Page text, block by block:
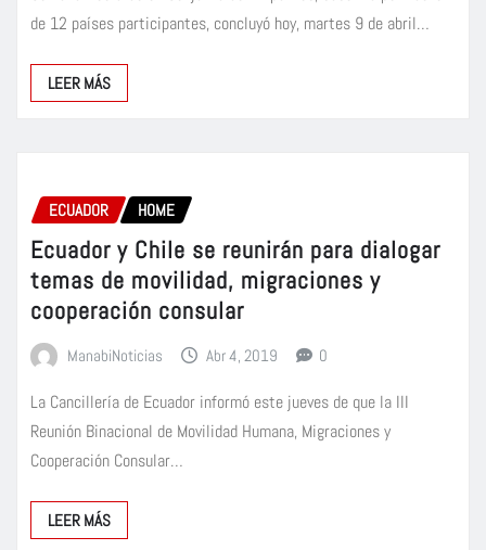
de 12 países participantes, concluyó hoy, martes 9 de abril…
LEER MÁS
ECUADOR HOME
Ecuador y Chile se reunirán para dialogar
temas de movilidad, migraciones y
cooperación consular
ManabiNoticias Abr 4, 2019 0
La Cancillería de Ecuador informó este jueves de que la III
Reunión Binacional de Movilidad Humana, Migraciones y
Cooperación Consular…
LEER MÁS